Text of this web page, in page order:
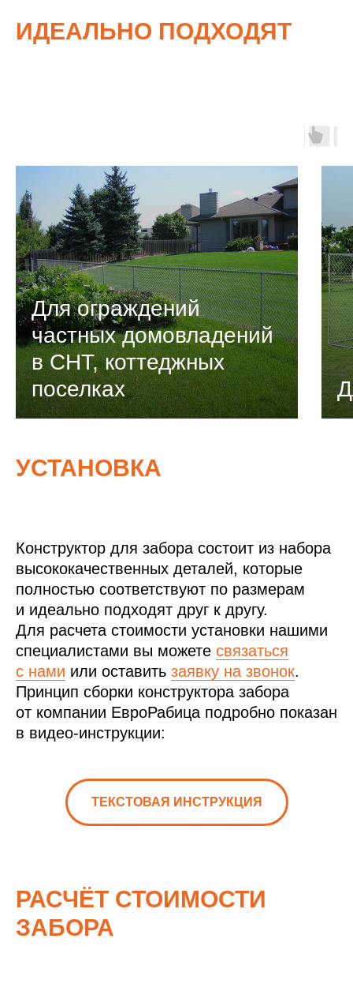
ИДЕАЛЬНО ПОДХОДЯТ
Для ограждений
частных домовладений
в СНТ, коттеджных
поселках
УСТАНОВКА
Конструктор для забора состоит из набора
высококачественных деталей, которые
полностью соответствуют по размерам
и идеально подходят друг к другу.
Для расчета стоимости установки нашими
специалистами вы можете связаться
с нами или оставить заявку на звонок.
Принцип сборки конструктора забора
от компании ЕвроРабица подробно показан
в видео-инструкции:
ТЕКСТОВАЯ ИНСТРУКЦИЯ
РАСЧЁТ СТОИМОСТИ
ЗАБОРА